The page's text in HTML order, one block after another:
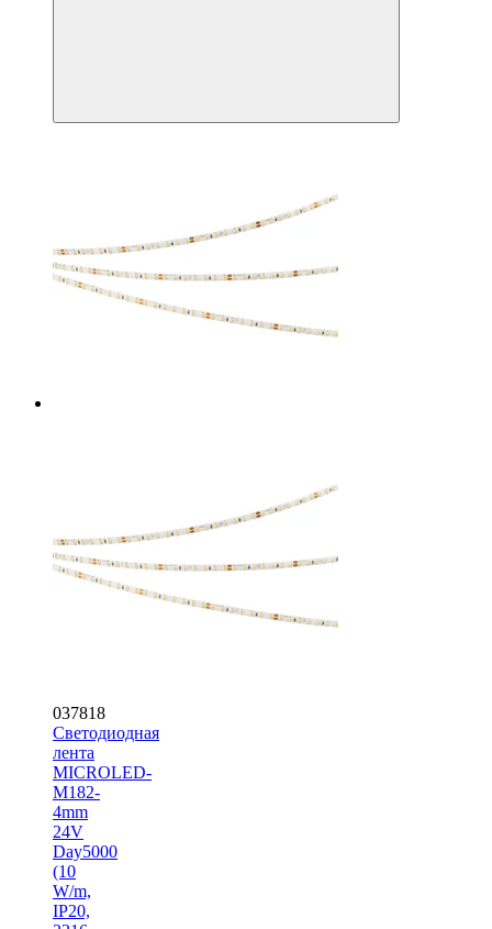
037818
Светодиодная
лента
MICROLED-
M182-
4mm
24V
Day5000
(10
W/m,
IP20,